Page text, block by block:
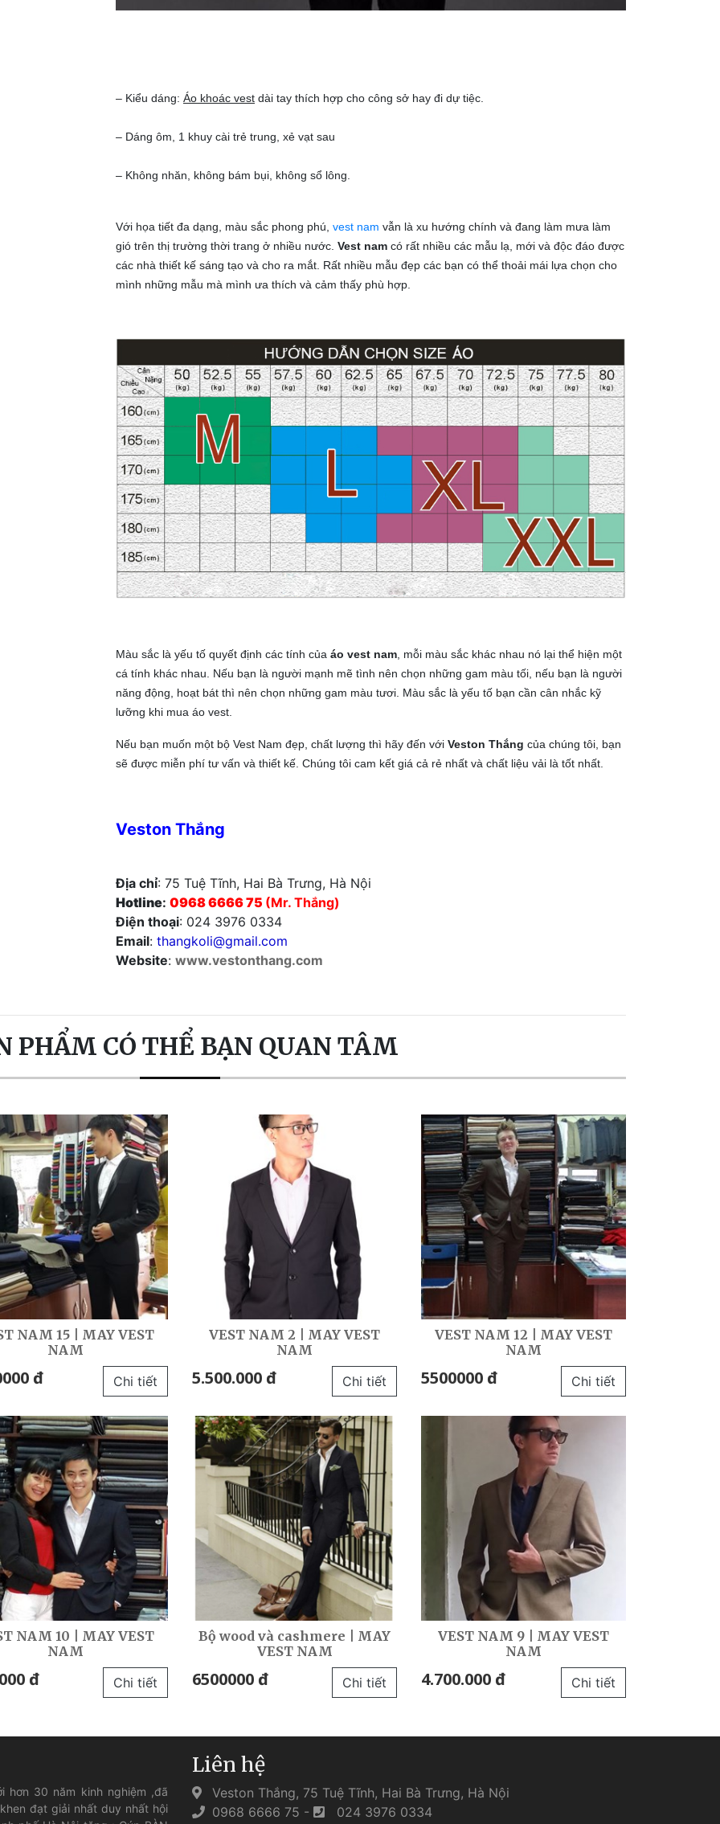
– Kiểu dáng: Áo khoác vest dài tay thích hợp cho công sở hay đi dự tiệc.
– Dáng ôm, 1 khuy cài trẻ trung, xẻ vạt sau
– Không nhăn, không bám bụi, không sổ lông.
Với họa tiết đa dạng, màu sắc phong phú, vest nam vẫn là xu hướng chính và đang làm mưa làm
gió trên thị trường thời trang ở nhiều nước. Vest nam có rất nhiều các mẫu lạ, mới và độc đáo được
các nhà thiết kế sáng tạo và cho ra mắt. Rất nhiều mẫu đẹp các bạn có thể thoải mái lựa chọn cho
mình những mẫu mà mình ưa thích và cảm thấy phù hợp.
Màu sắc là yếu tố quyết định các tính của áo vest nam , mỗi màu sắc khác nhau nó lại thể hiện một
cá tính khác nhau. Nếu bạn là người mạnh mẽ tình nên chọn những gam màu tối, nếu bạn là người
năng động, hoạt bát thì nên chọn những gam màu tươi. Màu sắc là yếu tố bạn cần cân nhắc kỹ
lưỡng khi mua áo vest.
Nếu bạn muốn một bộ Vest Nam đẹp, chất lượng thì hãy đến với Veston Thắng của chúng tôi, bạn
sẽ được miễn phí tư vấn và thiết kế. Chúng tôi cam kết giá cả rẻ nhất và chất liệu vải là tốt nhất.
Veston Thắng
Địa chỉ: 75 Tuệ Tĩnh, Hai Bà Trưng, Hà Nội
Hotline: 0968 6666 75 (Mr. Thắng)
Điện thoại: 024 3976 0334
Email: thangkoli@gmail.com
Website: www.vestonthang.com
PHẨM CÓ THỂ BẠN QUAN TÂM
NAM 15 | MAY VEST
NAM
đ Chi tiết
VEST NAM 2 | MAY VEST
NAM
5.500.000 đ Chi tiết
VEST NAM 12 | MAY VEST
NAM
5500000 đ Chi tiết
NAM 10 | MAY VEST
NAM
đ Chi tiết
Bộ wood và cashmere | MAY
VEST NAM
6500000 đ Chi tiết
VEST NAM 9 | MAY VEST
NAM
4.700.000 đ Chi tiết
hơn 30 năm kinh nghiệm ,đã
đạt giải nhất duy nhất hội
Liên hệ
Veston Thắng, 75 Tuệ Tĩnh, Hai Bà Trưng, Hà Nội
0968 6666 75 -
024 3976 0334